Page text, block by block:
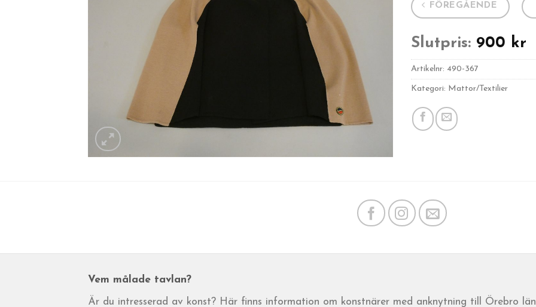
FÖREGÅENDE
Slutpris: 900 kr
Artikelnr: 490-367
Kategori: Mattor/Textilier
Vem målade tavlan?
Är du intresserad av konst? Här finns information om konstnärer med anknytning till Örebro